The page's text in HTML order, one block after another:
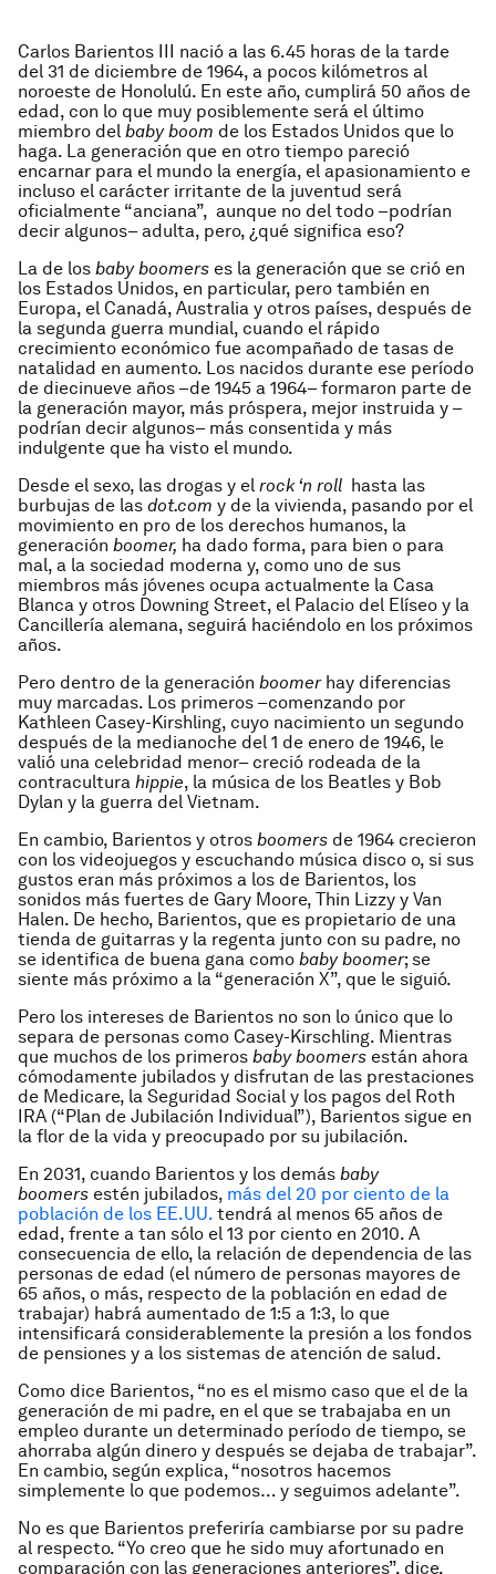
Carlos Barientos III nació a las 6.45 horas de la tarde
del 31 de diciembre de 1964, a pocos kilómetros al
noroeste de Honolulú. En este año, cumplirá 50 años de
edad, con lo que muy posiblemente será el último
miembro del baby boom de los Estados Unidos que lo
haga. La generación que en otro tiempo pareció
encarnar para el mundo la energía, el apasionamiento e
incluso el carácter irritante de la juventud será
oficialmente “anciana”, aunque no del todo –podrían
decir algunos– adulta, pero, ¿qué significa eso?
La de los baby boomers es la generación que se crió en
los Estados Unidos, en particular, pero también en
Europa, el Canadá, Australia y otros países, después de
la segunda guerra mundial, cuando el rápido
crecimiento económico fue acompañado de tasas de
natalidad en aumento. Los nacidos durante ese período
de diecinueve años –de 1945 a 1964– formaron parte de
la generación mayor, más próspera, mejor instruida y –
podrían decir algunos– más consentida y más
indulgente que ha visto el mundo.
Desde el sexo, las drogas y el rock ‘n roll hasta las
burbujas de las dot.com y de la vivienda, pasando por el
movimiento en pro de los derechos humanos, la
generación boomer, ha dado forma, para bien o para
mal, a la sociedad moderna y, como uno de sus
miembros más jóvenes ocupa actualmente la Casa
Blanca y otros Downing Street, el Palacio del Elíseo y la
Cancillería alemana, seguirá haciéndolo en los próximos
años.
Pero dentro de la generación boomerhay diferencias
muy marcadas. Los primeros –comenzando por
Kathleen Casey-Kirshling, cuyo nacimiento un segundo
después de la medianoche del 1 de enero de 1946, le
valió una celebridad menor– creció rodeada de la
contracultura hippie, la música de los Beatles y Bob
Dylan y la guerra del Vietnam.
En cambio, Barientos y otros boomers de 1964 crecieron
con los videojuegos y escuchando música disco o, si sus
gustos eran más próximos a los de Barientos, los
sonidos más fuertes de Gary Moore, Thin Lizzy y Van
Halen. De hecho, Barientos, que es propietario de una
tienda de guitarras y la regenta junto con su padre, no
se identifica de buena gana como baby boomer; se
siente más próximo a la “generación X”, que le siguió.
Pero los intereses de Barientos no son lo único que lo
separa de personas como Casey-Kirschling. Mientras
que muchos de los primeros baby boomers están ahora
cómodamente jubilados y disfrutan de las prestaciones
de Medicare, la Seguridad Social y los pagos del Roth
IRA (“Plan de Jubilación Individual”), Barientos sigue en
la flor de la vida y preocupado por su jubilación.
En 2031, cuando Barientos y los demás baby
boomers estén jubilados, más del 20 por ciento de la
población de los EE.UU. tendrá al menos 65 años de
edad, frente a tan sólo el 13 por ciento en 2010. A
consecuencia de ello, la relación de dependencia de las
personas de edad (el número de personas mayores de
65 años, o más, respecto de la población en edad de
trabajar) habrá aumentado de 1:5 a 1:3, lo que
intensificará considerablemente la presión a los fondos
de pensiones y a los sistemas de atención de salud.
Como dice Barientos, “no es el mismo caso que el de la
generación de mi padre, en el que se trabajaba en un
empleo durante un determinado período de tiempo, se
ahorraba algún dinero y después se dejaba de trabajar”.
En cambio, según explica, “nosotros hacemos
simplemente lo que podemos… y seguimos adelante”.
No es que Barientos preferiría cambiarse por su padre
al respecto. “Yo creo que he sido muy afortunado en
comparación con las generaciones anteriores”, dice,